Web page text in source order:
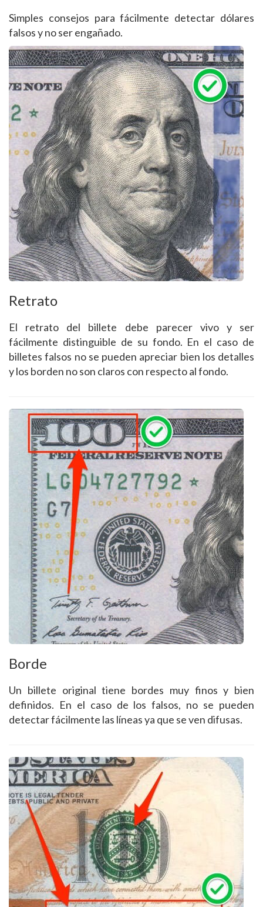
Simples consejos para fácilmente detectar dólares
falsos y no ser engañado.
Retrato
El retrato del billete debe parecer vivo y ser
fácilmente distinguible de su fondo. En el caso de
billetes falsos no se pueden apreciar bien los detalles
y los borden no son claros con respecto al fondo.
Borde
Un billete original tiene bordes muy finos y bien
definidos. En el caso de los falsos, no se pueden
detectar fácilmente las líneas ya que se ven difusas.